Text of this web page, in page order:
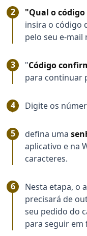
"Qual o
insira o código
pelo seu e-mail
"Código
para continuar
Digite os
defina uma
aplicativo e na
caracteres.
Nesta etapa, o
precisará de
seu pedido do
para seguir em